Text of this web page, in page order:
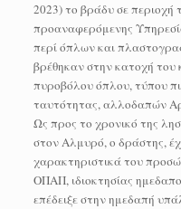
2023) το βράδυ σε
προαναφερόμενης
περί όπλων και
βρέθηκαν στην κατοχή του
πυροβόλου όπλου, τύπου
ταυτότητας, αλλοδαπών
Ως προς το χρονικό της
στον Αλμυρό, ο δράστης,
χαρακτηριστικά του
ΟΠΑΠ, ιδιοκτησίας
επέδειξε στην ημεδαπή